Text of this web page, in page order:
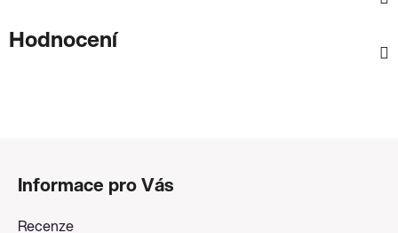
Hodnocení
Informace pro Vás
Recenze